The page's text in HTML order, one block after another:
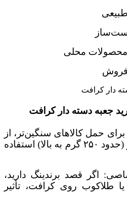
محلی
فروش
جعبه دسته دار کرافت
حمل کالاهای سنگین‌تر، از
کرافت‌های با گرماژ بالاتر (حدود ۲۵۰ گرم به بالا) استفاده
اگر قصد برندینگ دارید،
طلاکوب روی کرافت، تأثیر